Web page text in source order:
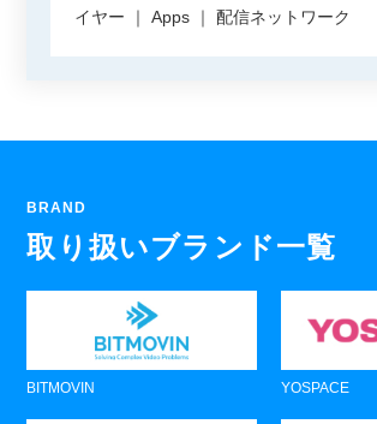
イヤー ｜Apps ｜配信ネットワーク
BRAND
取り扱いブランド一覧
BITMOVIN YOSPACE